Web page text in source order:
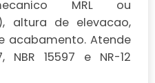
MRL ou
altura de elevacao,
acabamento. Atende
NBR 15597 e NR-12